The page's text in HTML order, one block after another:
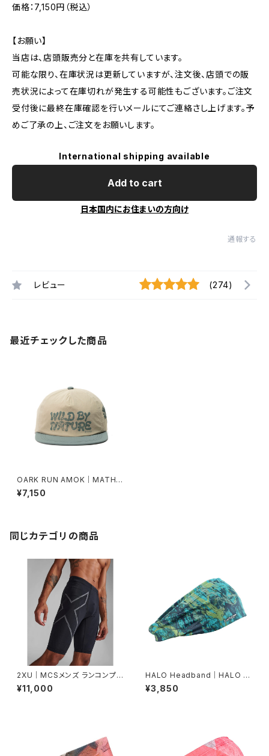
価格：7,150円（税込）
【お願い】
当店は、店頭販売分と在庫を共有しています。
可能な限り、在庫状況は更新していますが、注文後、店頭での販
売状況によって在庫切れが発生する可能性もございます。ご注文
受付後に最終在庫確認を行いメールにてご連絡さし上げます。予
めご了承の上、ご注文をお願いします。
International shipping available
Add to cart
日本国内にお住まいの方向け
通報する
レビュー (274)
最近チェックした商品
OARK RUN AMOK｜MATHIS
5 PANEL OATMEAL
¥7,150
同じカテゴリの商品
2XU｜MCSメンズ ランコンプシ
ョーツ MA5331B BLK/BRF
¥11,000
HALO Headband｜HALO バ
ンディット JP（Movas）
¥3,850